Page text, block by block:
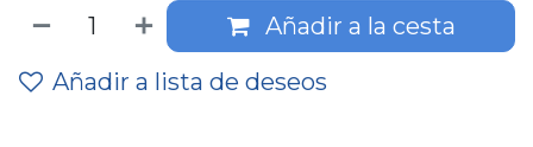
Añadir a la cesta
Añadir a lista de deseos